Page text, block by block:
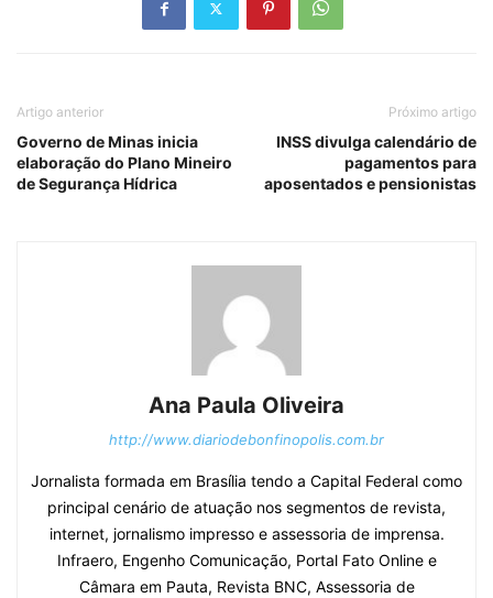
Artigo anterior
Governo de Minas inicia
elaboração do Plano Mineiro
de Segurança Hídrica
Próximo artigo
INSS divulga calendário de
pagamentos para
aposentados e pensionistas
Ana Paula Oliveira
http://www.diariodebonfinopolis.com.br
Jornalista formada em Brasília tendo a Capital Federal como
principal cenário de atuação nos segmentos de revista,
internet, jornalismo impresso e assessoria de imprensa.
Infraero, Engenho Comunicação, Portal Fato Online e
Câmara em Pauta, Revista BNC, Assessoria de